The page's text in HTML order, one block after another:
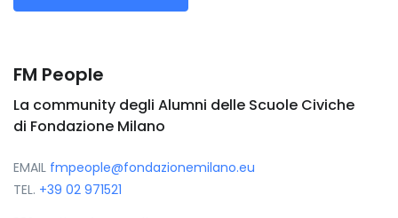
FM People
La community degli Alumni delle Scuole Civiche
di Fondazione Milano
EMAIL fmpeople@fondazionemilano.eu
TEL. +39 02 971521